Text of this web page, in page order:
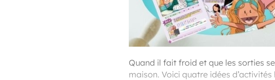
Quand il fait froid et que les sorties
maison. Voici quatre idées